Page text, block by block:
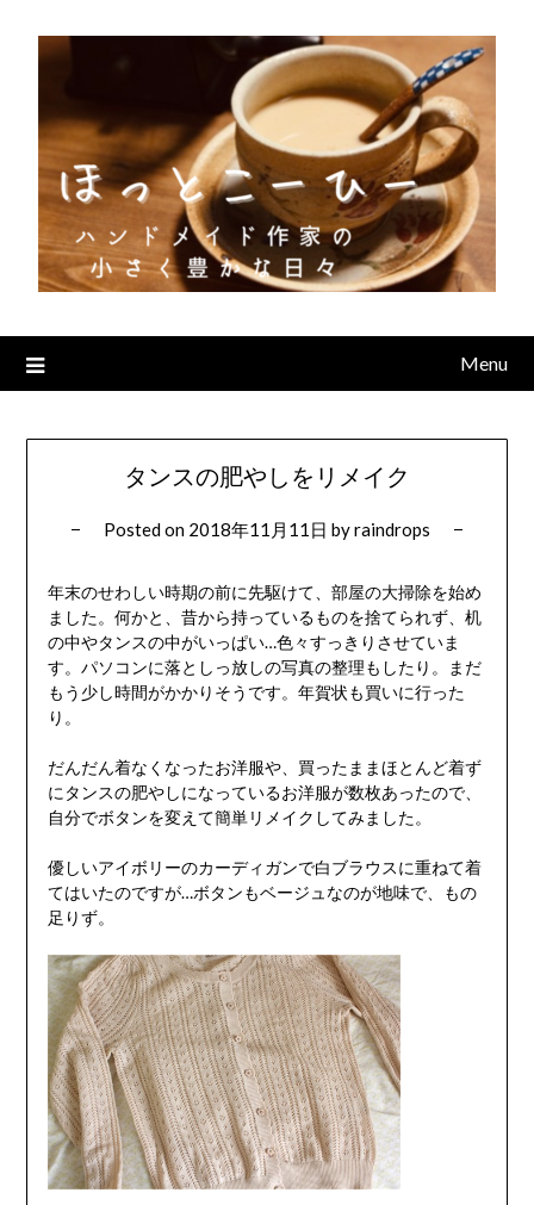
Menu
タンスの肥やしをリメイク
Posted on 2018年11月11日 byraindrops
年末のせわしい時期の前に先駆けて、部屋の大掃除を始め
ました。何かと、昔から持っているものを捨てられず、机
の中やタンスの中がいっぱい…色々すっきりさせていま
す。パソコンに落としっ放しの写真の整理もしたり。まだ
もう少し時間がかかりそうです。年賀状も買いに行った
り。
だんだん着なくなったお洋服や、買ったままほとんど着ず
にタンスの肥やしになっているお洋服が数枚あったので、
自分でボタンを変えて簡単リメイクしてみました。
優しいアイボリーのカーディガンで白ブラウスに重ねて着
てはいたのですが…ボタンもベージュなのが地味で、もの
足りず。